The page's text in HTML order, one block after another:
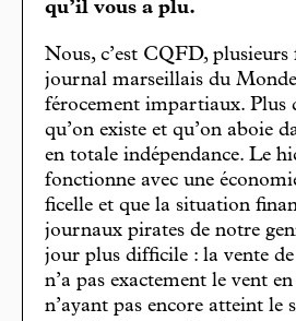
qu’il vous a plu.
Nous, c’est CQFD,
journal marseillais du
férocement impartiaux. Plus
qu’on existe et qu’on aboie
en totale indépendance. Le
fonctionne avec une
ficelle et que la situation
journaux pirates de notre
jour plus difficile : la vente
n’a pas exactement le vent
n’ayant pas encore atteint le